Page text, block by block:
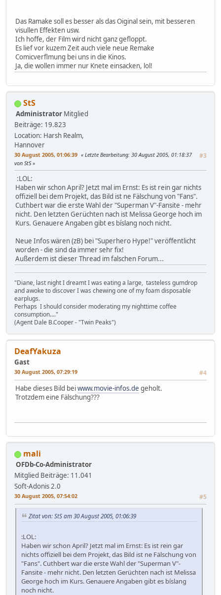
Das Ramake soll es besser als das Oiginal sein, mit besseren
visullen Effekten usw.
Ich hoffe, der Film wird nicht ganz gefloppt.
Es lief vor kuzem Zeit auch viele neue Remake
Comicverflmung bei uns in die Kinos.
Ja, die wollen immer nur Knete einsacken, lol!
StS
Administrator Mitglied
Beiträge: 19.823
Location: Harsh Realm,
Hannover
30 August 2005, 01:06:39 #3
Letzte Bearbeitung: 30 August 2005, 01:18:37
von StS
:LOL:
Haben wir schon April? Jetzt mal im Ernst: Es ist rein gar nichts
offiziell bei dem Projekt, das Bild ist ne Fälschung von "Fans".
Cuthbert war die erste Wahl der "Superman V"-Fansite - mehr
nicht. Den letzten Gerüchten nach ist Melissa George hoch im
Kurs. Genauere Angaben gibt es bíslang noch nicht.
Neue Infos wären (zB) bei "Superhero Hype!" veröffentlicht
worden - die sind da immer sehr fix!
Außerdem ist dieser Thread im falschen Forum...
"Diane, last night I dreamt I was eating a large, tasteless gumdrop
and awoke to discover I was chewing one of my foam disposable
earplugs.
Perhaps I should consider moderating my nighttime coffee
consumption...."
(Agent Dale B.Cooper - "Twin Peaks")
DeafYakuza
Gast
30 August 2005, 07:29:19 #4
Habe dieses Bild beiwww.movie-infos.de geholt.
Trotzdem eine Fälschung???
mali
OFDb-Co-Administrator
Mitglied Beiträge: 11.041
Soft-Adonis 2.0
30 August 2005, 07:54:02 #5
Zitat von: StS am 30 August 2005, 01:06:39
:LOL:
Haben wir schon April? Jetzt mal im Ernst: Es ist rein gar
nichts offiziell bei dem Projekt, das Bild ist ne Fälschung von
"Fans". Cuthbert war die erste Wahl der "Superman V"-
Fansite - mehr nicht. Den letzten Gerüchten nach ist Melissa
George hoch im Kurs. Genauere Angaben gibt es bíslang
noch nicht.